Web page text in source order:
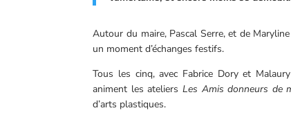
Autour du maire, Pascal Serre, et de
un moment d’échanges festifs.
Tous les cinq, avec Fabrice Dory et
animent les ateliers Les Amis donneurs de
d’arts plastiques.